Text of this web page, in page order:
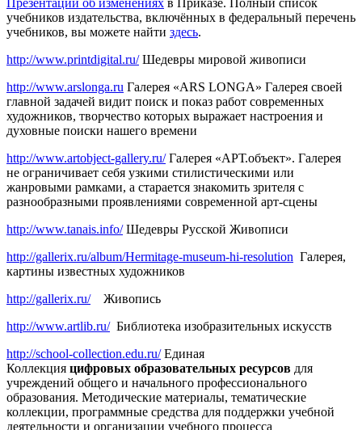
учебников издательства, включённых в федеральный перечень
учебников, вы можете найти здесь.
http://www.printdigital.ru/Шедевры мировой живописи
http://www.arslonga.ru Галерея «ARS LONGA» Галерея своей
главной задачей видит поиск и показ работ современных
художников, творчество которых выражает настроения и
духовные поиски нашего времени
http://www.artobject-gallery.ru/Галерея «АРТ.объект». Галерея
не ограничивает себя узкими стилистическими или
жанровыми рамками, а старается знакомить зрителя с
разнообразными проявлениями современной арт-сцены
http://www.tanais.info/Шедевры Русской Живописи
http://gallerix.ru/album/Hermitage-museum-hi-resolution Галерея,
картины известных художников
http://gallerix.ru/Живопись
http://www.artlib.ru/Библиотека изобразительных искусств
http://school-collection.edu.ru/Единая
Коллекция цифровых образовательных ресурсов для
учреждений общего и начального профессионального
образования. Методические материалы, тематические
коллекции, программные средства для поддержки учебной
деятельности и организации учебного процесса